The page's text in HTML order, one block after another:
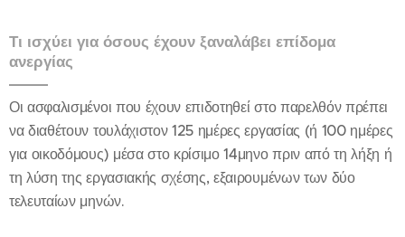
Τι ισχύει για όσους έχουν ξαναλάβει επίδομα
ανεργίας
Οι ασφαλισμένοι που έχουν επιδοτηθεί στο παρελθόν πρέπει
να διαθέτουν τουλάχιστον 125 ημέρες εργασίας (ή 100 ημέρες
για οικοδόμους) μέσα στο κρίσιμο 14μηνο πριν από τη λήξη ή
τη λύση της εργασιακής σχέσης, εξαιρουμένων των δύο
τελευταίων μηνών.